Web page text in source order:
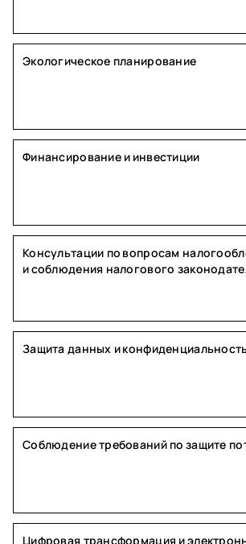
Экологическое планирование
Финансирование и инвестиции
Консультации по вопросам
и соблюдения налогового
Защита данных и
Соблюдение требований по защите
Цифровая трансформация и